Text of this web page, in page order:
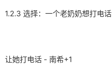
1.2.3 选择：一个老奶奶想打电话
让她打电话 - 南希+1